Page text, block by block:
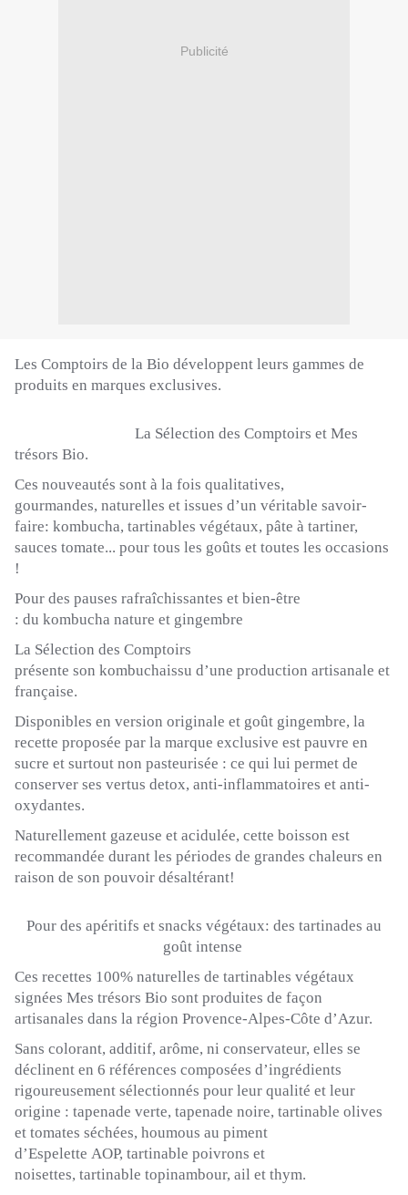
Publicité
Les Comptoirs de la Bio développent leurs gammes de
produits en marques exclusives.
La Sélection des Comptoirs et Mes
trésors Bio.
Ces nouveautés sont à la fois qualitatives,
gourmandes, naturelles et issues d’un véritable savoir-
faire: kombucha, tartinables végétaux, pâte à tartiner,
sauces tomate... pour tous les goûts et toutes les occasions
!
Pour des pauses rafraîchissantes et bien-être
: du kombucha nature et gingembre
La Sélection des Comptoirs
présente son kombuchaissu d’une production artisanale et
française.
Disponibles en version originale et goût gingembre, la
recette proposée par la marque exclusive est pauvre en
sucre et surtout non pasteurisée : ce qui lui permet de
conserver ses vertus detox, anti-inflammatoires et anti-
oxydantes.
Naturellement gazeuse et acidulée, cette boisson est
recommandée durant les périodes de grandes chaleurs en
raison de son pouvoir désaltérant!
Pour des apéritifs et snacks végétaux: des tartinades au
goût intense
Ces recettes 100% naturelles de tartinables végétaux
signées Mes trésors Bio sont produites de façon
artisanales dans la région Provence-Alpes-Côte d’Azur.
Sans colorant, additif, arôme, ni conservateur, elles se
déclinent en 6 références composées d’ingrédients
rigoureusement sélectionnés pour leur qualité et leur
origine : tapenade verte, tapenade noire, tartinable olives
et tomates séchées, houmous au piment
d’Espelette AOP, tartinable poivrons et
noisettes, tartinable topinambour, ail et thym.